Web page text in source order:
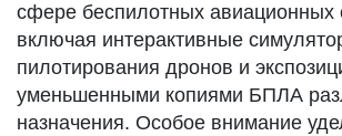
сфере беспилотных авиационных
включая интерактивные
пилотирования дронов и
уменьшенными копиями БПЛА
назначения. Особое внимание